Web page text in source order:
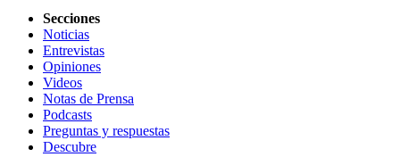
Secciones
Noticias
Entrevistas
Opiniones
Videos
Notas de Prensa
Podcasts
Preguntas y respuestas
Descubre